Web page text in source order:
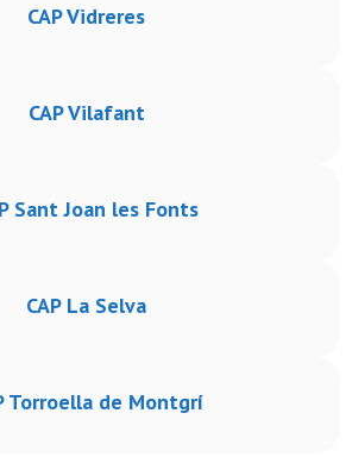
CAP Vidreres
CAP Vilafant
Sant Joan les Fonts
CAP La Selva
Torroella de Montgrí